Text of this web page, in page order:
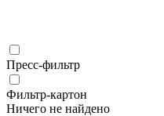
Пресс-фильтр
Фильтр-картон
Ничего не найдено